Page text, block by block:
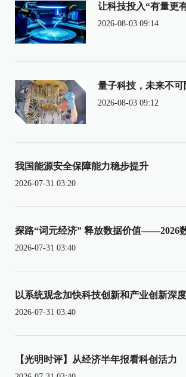
让科技投入“有量更
2026-08-03 09:14
量子科技，未来不可
2026-08-03 09:12
我国能源安全保障能力稳步提升
2026-07-31 03:20
探路“词元经济” 释放数据价值——2026
2026-07-31 03:40
以系统观念加快科技创新和产业创新深
2026-07-31 03:40
【光明时评】从经济半年报看科创活力